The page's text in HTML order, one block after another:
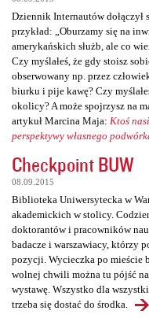
Dziennik Internautów dołączył
przykład: „Oburzamy się na
amerykańskich służb, ale co
Czy myślałeś, że gdy stoisz
obserwowany np. przez
biurku i pije kawę? Czy
okolicy? A może spojrzysz na
artykuł Marcina Maja: Ktoś
perspektywy własnego
Checkpoint BUW
08.09.2015
Biblioteka Uniwersytecka w
akademickich w stolicy.
doktorantów i pracowników
badacze i warszawiacy, którzy
pozycji. Wycieczka po mieście
wolnej chwili można tu pójść
wystawę. Wszystko dla
trzeba się dostać do środka.